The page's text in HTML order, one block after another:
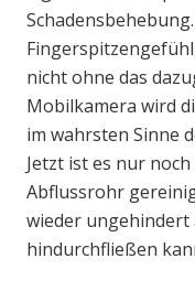
nicht ohne das
Mobilkamera wird
im wahrsten Sinne
Jetzt ist es nur
Abflussrohr
wieder ungehindert
hindurchfließen